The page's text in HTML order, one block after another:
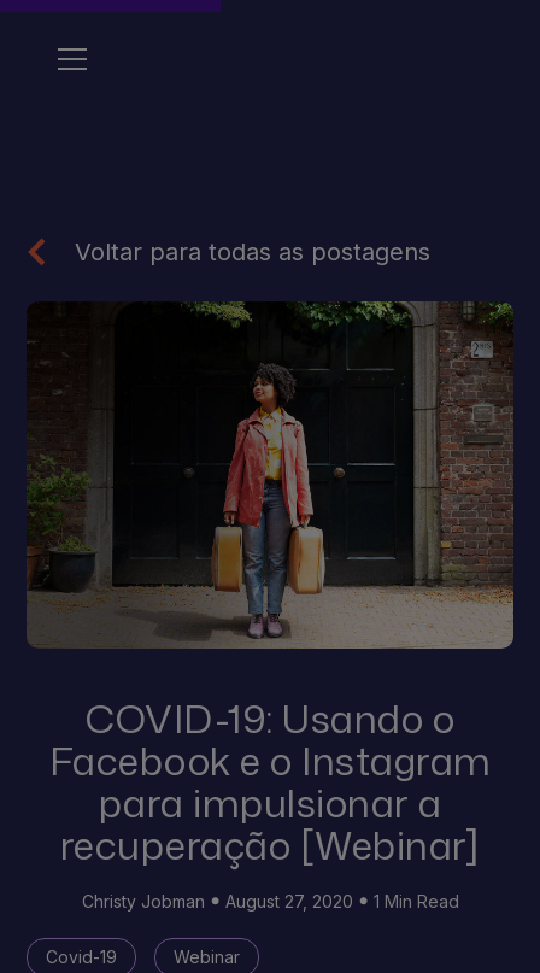
Voltar para todas as postagens
COVID-19: Usando o
Facebook e o Instagram
para impulsionar a
recuperação [Webinar]
Christy Jobman August 27, 2020 1 Min Read
Covid-19 Webinar